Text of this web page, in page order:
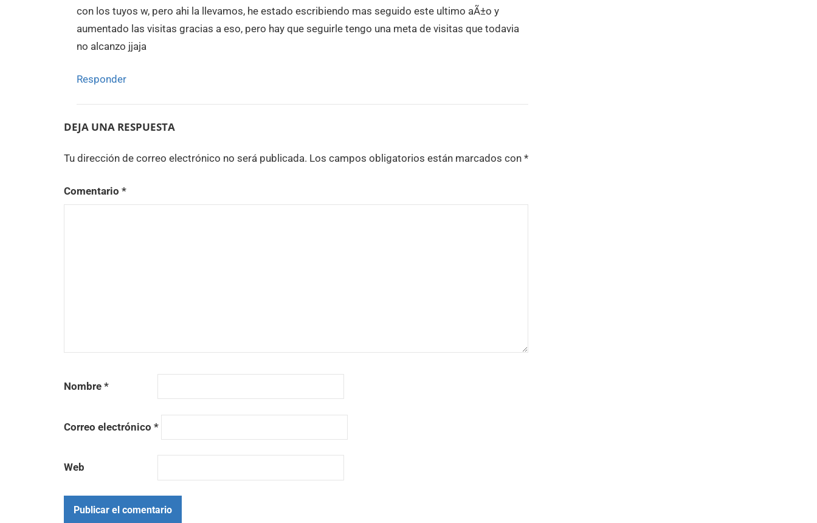
con los tuyos w, pero ahi la llevamos, he estado escribiendo mas seguido este ultimo aÃ±o y
aumentado las visitas gracias a eso, pero hay que seguirle tengo una meta de visitas que todavia
no alcanzo jjaja
Responder
DEJA UNA RESPUESTA
Tu dirección de correo electrónico no será publicada. Los campos obligatorios están marcados con *
Comentario *
Nombre *
Correo electrónico *
Web